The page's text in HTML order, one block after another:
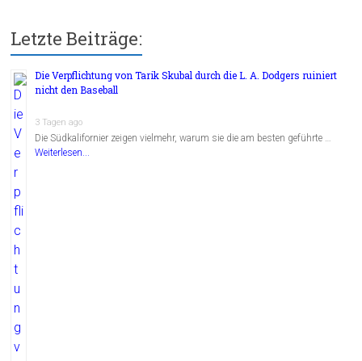
Letzte Beiträge:
Die Verpflichtung von Tarik Skubal durch die L. A. Dodgers ruiniert
nicht den Baseball
3 Tagen ago
Die Südkalifornier zeigen vielmehr, warum sie die am besten geführte …
Weiterlesen...